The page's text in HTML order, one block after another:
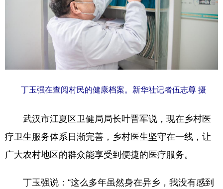
丁玉强在查阅村民的健康档案。新华社记者伍志尊 摄
武汉市江夏区卫健局局长叶晋军说，现在乡村医
疗卫生服务体系日渐完善，乡村医生坚守在一线，让
广大农村地区的群众能享受到便捷的医疗服务。
丁玉强说：“这么多年虽然身在异乡，我没有感到